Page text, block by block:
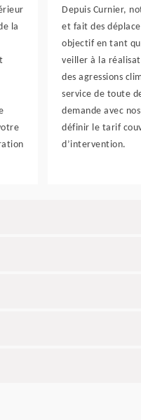
la
Depuis Curnier,
et fait des
objectif en tant
veiller à la
des agressions
service de toute
demande avec
définir le tarif
d’intervention.